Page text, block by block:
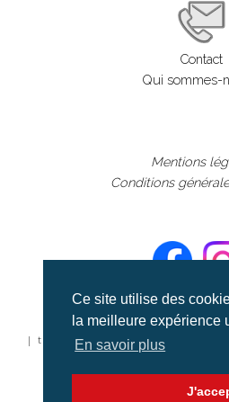
Ce site utilise des
la meilleure expérience
En savoir plus
Contact
Qui sommes-
Mentions
Conditions
©aerialcollection
| tous droits réservés |
aériennes et